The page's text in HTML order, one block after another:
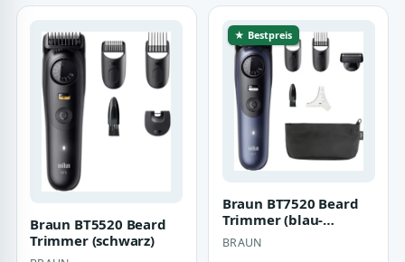
Braun BT5520 Beard
Trimmer (schwarz)
★ Bestpreis
Braun BT7520 Beard
Trimmer (blau-
schwarz)
BRAUN